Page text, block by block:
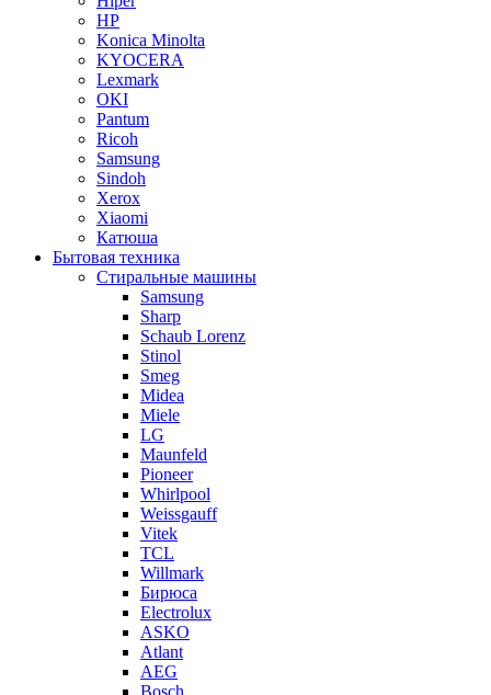
HP
Konica Minolta
KYOCERA
Lexmark
OKI
Pantum
Ricoh
Samsung
Sindoh
Xerox
Xiaomi
Катюша
Бытовая техника
Стиральные машины
Samsung
Sharp
Schaub Lorenz
Stinol
Smeg
Midea
Miele
LG
Maunfeld
Pioneer
Whirlpool
Weissgauff
Vitek
TCL
Willmark
Бирюса
Electrolux
ASKO
Atlant
AEG